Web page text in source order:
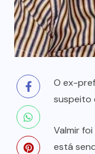
O ex-
suspeito
Valmir
está